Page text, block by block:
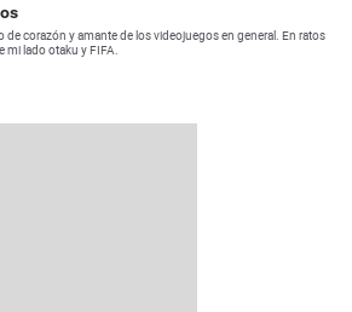
de corazón y amante de los videojuegos en general. En ratos
mi lado otaku y FIFA.
window
in new window